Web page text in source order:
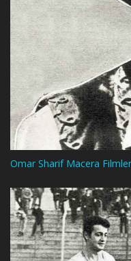
Omar Sharif Macera